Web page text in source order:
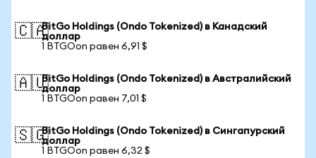
🇨🇦BitGo Holdings (Ondo Tokenized) в Канадский
доллар
1 BTGOon равен 6,91 $
🇦🇺BitGo Holdings (Ondo Tokenized) в Австралийский
доллар
1 BTGOon равен 7,01 $
🇸🇬BitGo Holdings (Ondo Tokenized) в Сингапурский
доллар
1 BTGOon равен 6,32 $